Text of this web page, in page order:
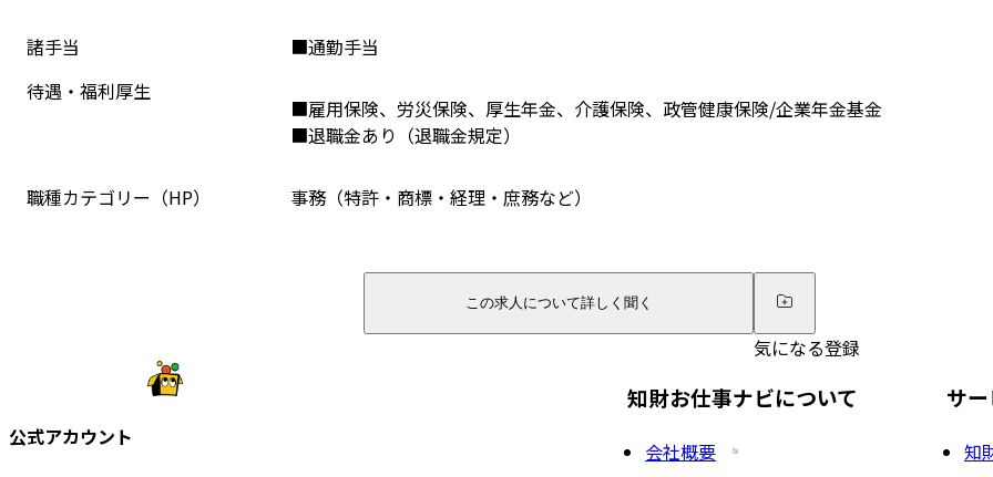
諸手当
■通勤手当
待遇・福利厚生
■雇用保険、労災保険、厚生年金、介護保険、政管健康保険/企業年金基金
■退職金あり（退職金規定）
職種カテゴリー（HP） 事務（特許・商標・経理・庶務など）
この求人について詳しく聞く
気になる登録
公式アカウント
知財お仕事ナビについて
会社概要
サ
知